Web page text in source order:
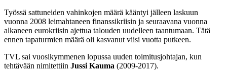
Työssä sattuneiden vahinkojen määrä kääntyi jälleen laskuun
vuonna 2008 leimahtaneen finanssikriisin ja seuraavana vuonna
alkaneen eurokriisin ajettua talouden uudelleen taantumaan. Tätä
ennen tapaturmien määrä oli kasvanut viisi vuotta putkeen.
TVL sai vuosikymmenen lopussa uuden toimitusjohtajan, kun
tehtävään nimitettiin Jussi Kauma (2009-2017).